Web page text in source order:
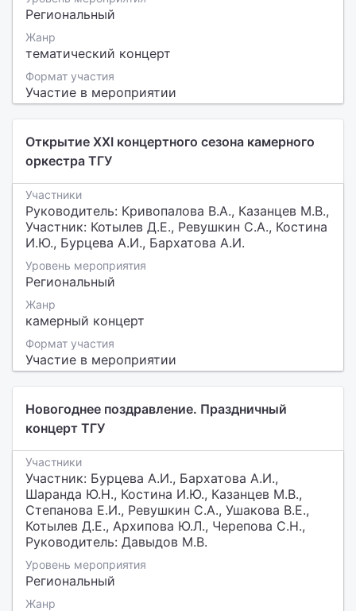
Региональный
Жанр
тематический концерт
Формат участия
Участие в мероприятии
Открытие XXI концертного сезона камерного
оркестра ТГУ
Участники
Руководитель: Кривопалова В.А., Казанцев М.В.,
Участник: Котылев Д.Е., Ревушкин С.А., Костина
И.Ю., Бурцева А.И., Бархатова А.И.
Уровень мероприятия
Региональный
Жанр
камерный концерт
Формат участия
Участие в мероприятии
Новогоднее поздравление. Праздничный
концерт ТГУ
Участники
Участник: Бурцева А.И., Бархатова А.И.,
Шаранда Ю.Н., Костина И.Ю., Казанцев М.В.,
Степанова Е.И., Ревушкин С.А., Ушакова В.Е.,
Котылев Д.Е., Архипова Ю.Л., Черепова С.Н.,
Руководитель: Давыдов М.В.
Уровень мероприятия
Региональный
Жанр